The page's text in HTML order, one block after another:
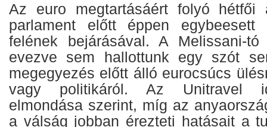
Az euro megtartásáért folyó hétfői
parlament előtt éppen
felének bejárásával. A Melissani-
evezve sem hallottunk egy szót
megegyezés előtt álló eurocsúcs
vagy politikáról. Az Unitravel
elmondása szerint, míg az
a válság jobban érezteti hatásait a